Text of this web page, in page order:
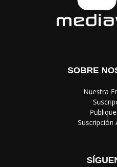
SOBRE
Nuestra
Suscripción